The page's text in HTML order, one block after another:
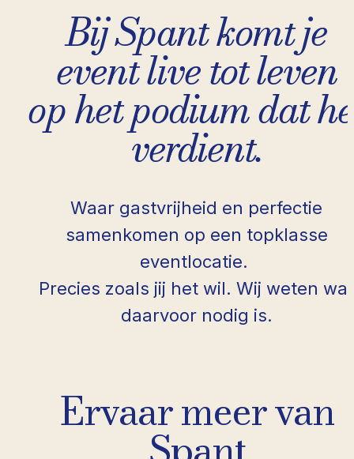
Bij Spant komt je
event live tot leven
op het podium dat
verdient.
Waar gastvrijheid en perfectie
samenkomen op een topklasse
eventlocatie.
Precies zoals jij het wil. Wij weten wat
daarvoor nodig is.
Ervaar meer van